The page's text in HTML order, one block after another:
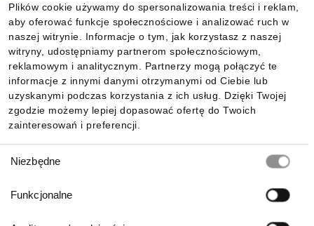
Plików cookie używamy do spersonalizowania treści i reklam,
aby oferować funkcje społecznościowe i analizować ruch w
naszej witrynie. Informacje o tym, jak korzystasz z naszej
witryny, udostępniamy partnerom społecznościowym,
reklamowym i analitycznym. Partnerzy mogą połączyć te
informacje z innymi danymi otrzymanymi od Ciebie lub
uzyskanymi podczas korzystania z ich usług. Dzięki Twojej
zgodzie możemy lepiej dopasować ofertę do Twoich
zainteresowań i preferencji.
zgody
Niezbędne
Funkcjonalne
Informacje
Pobierz naszą aplikację mobilną: